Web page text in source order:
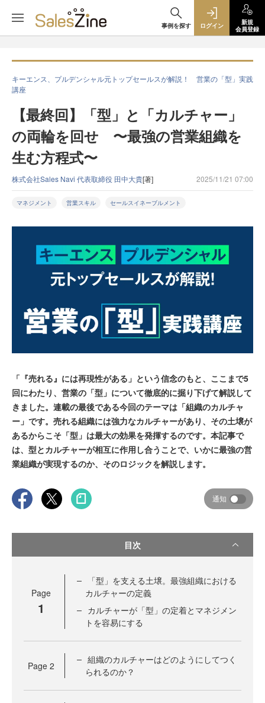
事例を探す ログイン
新規
会員登録
キーエンス、プルデンシャル元トップセールスが解説！ 営業の「型」実践
講座
【最終回】「型」と「カルチャー」
の両輪を回せ 〜最強の営業組織を
生む方程式〜
株式会社Sales Navi 代表取締役 田中大貴[著] 2025/11/21 07:00
マネジメント 営業スキル セールスイネーブルメント
「『売れる』には再現性がある」という信念のもと、ここまで5
回にわたり、営業の「型」について徹底的に掘り下げて解説して
きました。連載の最後である今回のテーマは「組織のカルチャ
ー」です。売れる組織には強力なカルチャーがあり、その土壌が
あるからこそ「型」は最大の効果を発揮するのです。本記事で
は、型とカルチャーが相互に作用し合うことで、いかに最強の営
業組織が実現するのか、そのロジックを解説します。
通知
目次
Page
1
「型」を支える土壌。最強組織における
カルチャーの定義
カルチャーが「型」の定着とマネジメン
トを容易にする
Page 2
組織のカルチャーはどのようにしてつく
られるのか？